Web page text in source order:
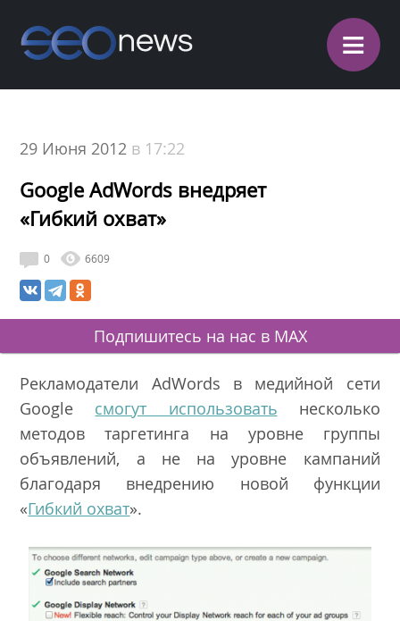
≡
29 Июня 2012 в 17:22
Google AdWords внедряет
«Гибкий охват»
0 6609
Подпишитесь на нас в MAX
Рекламодатели AdWords в медийной сети
Google смогут использовать несколько
методов таргетинга на уровне группы
объявлений, а не на уровне кампаний
благодаря внедрению новой функции
«Гибкий охват».